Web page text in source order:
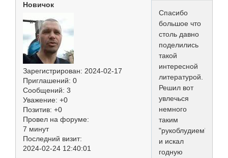
Новичок
Зарегистрирован: 2024-02-17
Приглашений: 0
Сообщений: 3
Уважение: +0
Позитив: +0
Провел на форуме:
7 минут
Последний визит:
2024-02-24 12:40:01
Спасибо
большое что
столь давно
поделились
такой
интересной
литературой.
Решил вот
увлечься
немного
таким
"рукоблудием"
и искал
годную